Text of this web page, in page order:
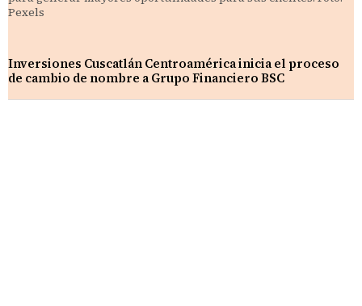
Inversiones Cuscatlán Centroamérica inicia el proceso
de cambio de nombre a Grupo Financiero BSC